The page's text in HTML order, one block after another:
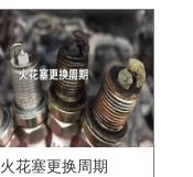
火花塞更换周期